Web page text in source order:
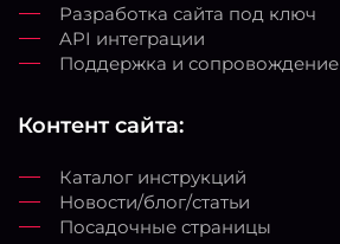
Разработка сайта под ключ
API интеграции
Поддержка и сопровождение
Контент сайта:
Каталог инструкций
Новости/блог/статьи
Посадочные страницы